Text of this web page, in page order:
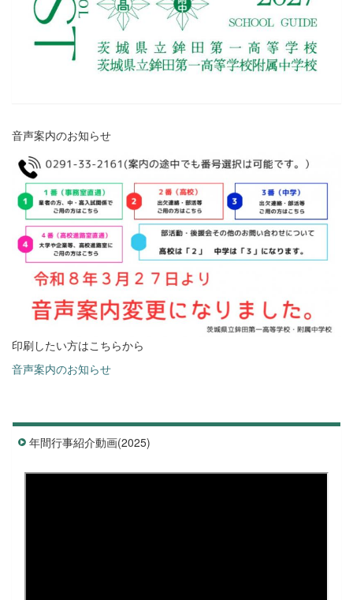
音声案内のお知らせ
印刷したい方はこちらから
音声案内のお知らせ
年間行事紹介動画(2025)